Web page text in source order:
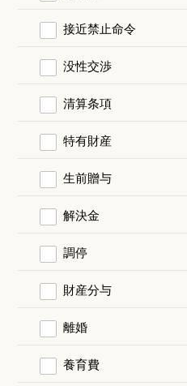
接近禁止命令
没性交渉
清算条項
特有財産
生前贈与
解決金
調停
財産分与
離婚
養育費